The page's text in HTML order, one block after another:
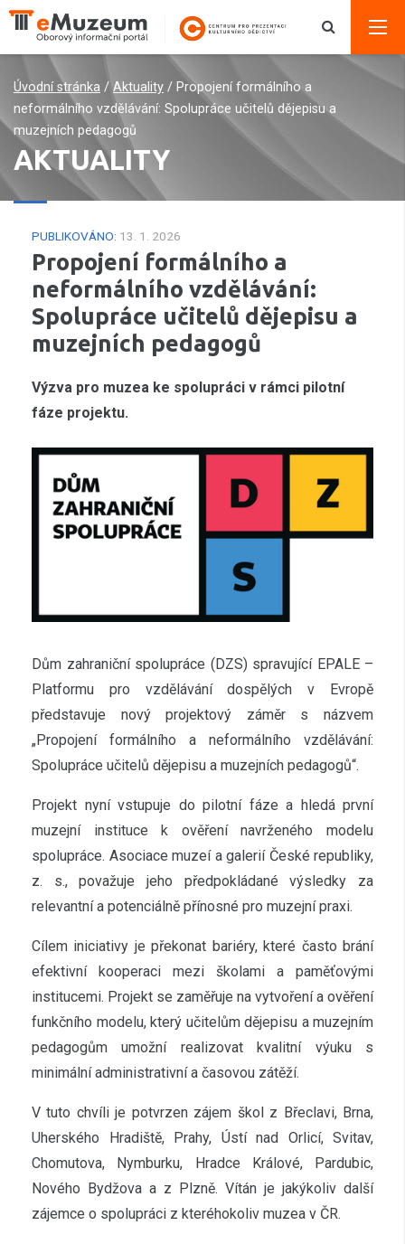
Úvodní stránka / Aktuality / Propojení formálního a
neformálního vzdělávání: Spolupráce učitelů dějepisu a
muzejních pedagogů
AKTUALITY
PUBLIKOVÁNO: 13. 1. 2026
Propojení formálního a
neformálního vzdělávání:
Spolupráce učitelů dějepisu a
muzejních pedagogů
Výzva pro muzea ke spolupráci v rámci pilotní
fáze projektu.
Dům zahraniční spolupráce (DZS) spravující EPALE –
Platformu pro vzdělávání dospělých v Evropě
představuje nový projektový záměr s názvem
„Propojení formálního a neformálního vzdělávání:
Spolupráce učitelů dějepisu a muzejních pedagogů“.
Projekt nyní vstupuje do pilotní fáze a hledá první
muzejní instituce k ověření navrženého modelu
spolupráce. Asociace muzeí a galerií České republiky,
z. s., považuje jeho předpokládané výsledky za
relevantní a potenciálně přínosné pro muzejní praxi.
Cílem iniciativy je překonat bariéry, které často brání
efektivní kooperaci mezi školami a paměťovými
institucemi. Projekt se zaměřuje na vytvoření a ověření
funkčního modelu, který učitelům dějepisu a muzejním
pedagogům umožní realizovat kvalitní výuku s
minimální administrativní a časovou zátěží.
V tuto chvíli je potvrzen zájem škol z Břeclavi, Brna,
Uherského Hradiště, Prahy, Ústí nad Orlicí, Svitav,
Chomutova, Nymburku, Hradce Králové, Pardubic,
Nového Bydžova a z Plzně. Vítán je jakýkoliv další
zájemce o spolupráci z kteréhokoliv muzea v ČR.